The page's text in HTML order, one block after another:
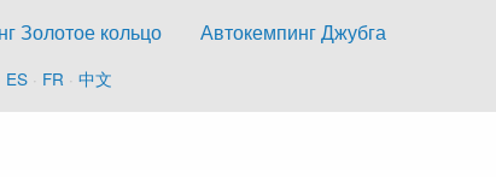
Золотое кольцо
Автокемпинг Джубга
ES · FR · 中文